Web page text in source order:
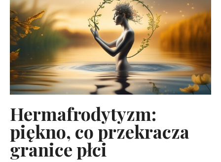
Hermafrodytyzm:
piękno, co przekracza
granice płci